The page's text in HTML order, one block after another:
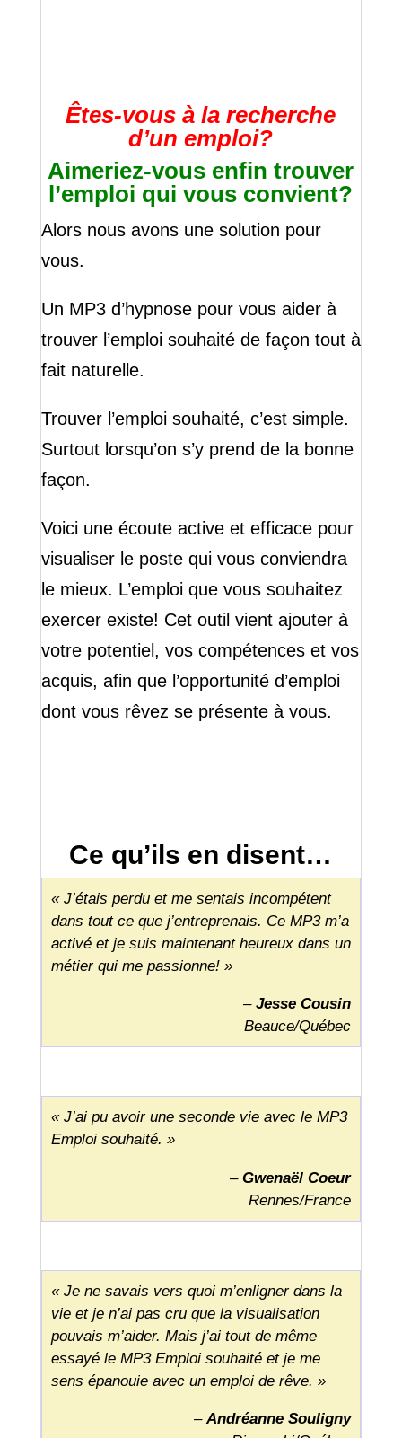
Êtes-vous à la recherche
d’un emploi?
Aimeriez-vous enfin trouver
l’emploi qui vous convient?
Alors nous avons une solution pour
vous.
Un MP3 d’hypnose pour vous aider à
trouver l’emploi souhaité de façon tout à
fait naturelle.
Trouver l’emploi souhaité, c’est simple.
Surtout lorsqu’on s’y prend de la bonne
façon.
Voici une écoute active et efficace pour
visualiser le poste qui vous conviendra
le mieux. L’emploi que vous souhaitez
exercer existe! Cet outil vient ajouter à
votre potentiel, vos compétences et vos
acquis, afin que l’opportunité d’emploi
dont vous rêvez se présente à vous.
Ce qu’ils en disent…
« J’étais perdu et me sentais incompétent
dans tout ce que j’entreprenais. Ce MP3 m’a
activé et je suis maintenant heureux dans un
métier qui me passionne! »
–Jesse Cousin
Beauce/Québec
« J’ai pu avoir une seconde vie avec le MP3
Emploi souhaité. »
–Gwenaël Coeur
Rennes/France
« Je ne savais vers quoi m’enligner dans la
vie et je n’ai pas cru que la visualisation
pouvais m’aider. Mais j’ai tout de même
essayé le MP3 Emploi souhaité et je me
sens épanouie avec un emploi de rêve. »
–Andréanne Souligny